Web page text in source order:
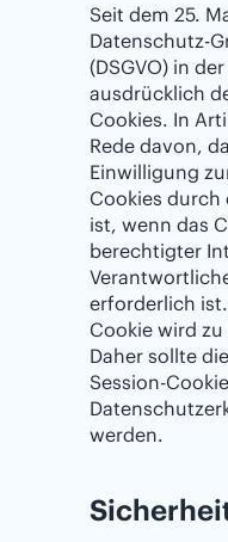
Seit dem 25.
Datenschutz-
(DSGVO) in
ausdrücklich
Cookies. In
Rede davon,
Einwilligung
Cookies durch
ist, wenn das
berechtigter
erforderlich
Cookie wird
Daher sollte
Session-
werden.